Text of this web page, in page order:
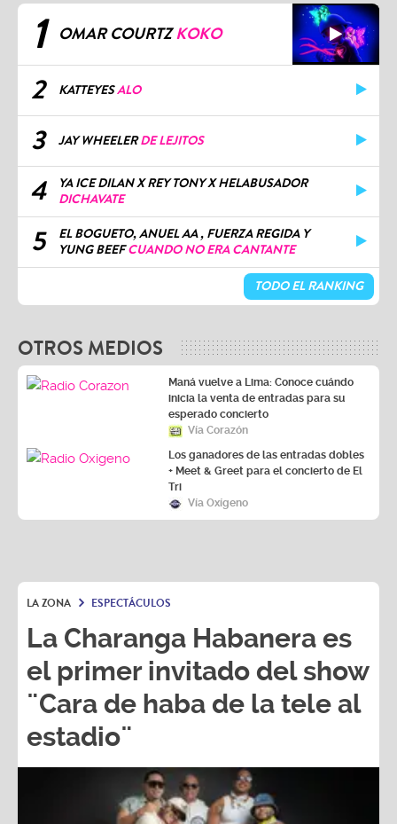
1 OMAR COURTZKOKO
2 KATTEYESALO
3 JAY WHEELERDE LEJITOS
4
YA ICE DILAN X REY TONY X HELABUSADOR
DICHAVATE
5
EL BOGUETO, ANUEL AA , FUERZA REGIDA Y
YUNG BEEFCUANDO NO ERA CANTANTE
TODO EL RANKING
OTROS MEDIOS
Maná vuelve a Lima: Conoce cuándo
inicia la venta de entradas para su
esperado concierto
Vía Corazón
Los ganadores de las entradas dobles
+ Meet & Greet para el concierto de El
Tri
Vía Oxígeno
LA ZONA ESPECTÁCULOS
La Charanga Habanera es
el primer invitado del show
¨Cara de haba de la tele al
estadio¨